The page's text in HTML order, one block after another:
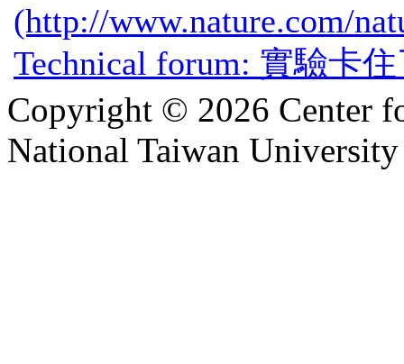
(http://www.nature.com/
Technical forum: 實驗卡
Copyright © 2026 Center
National Taiwan University